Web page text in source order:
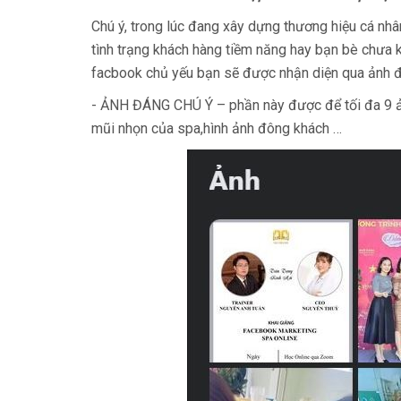
Chú ý, trong lúc đang xây dựng thương hiệu cá
tình trạng khách hàng tiềm năng hay bạn bè
facbook chủ yếu bạn sẽ được nhận diện qua ảnh
- ẢNH ĐÁNG CHÚ Ý – phần này được để tối đa 9
mũi nhọn của spa,hình ảnh đông khách …